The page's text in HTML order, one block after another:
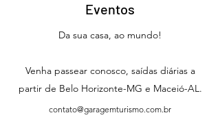
Eventos
Da sua casa, ao mundo!
Venha passear conosco, saídas diárias a
partir de Belo Horizonte-MG e Maceió-AL.
contato@garagemturismo.com.br